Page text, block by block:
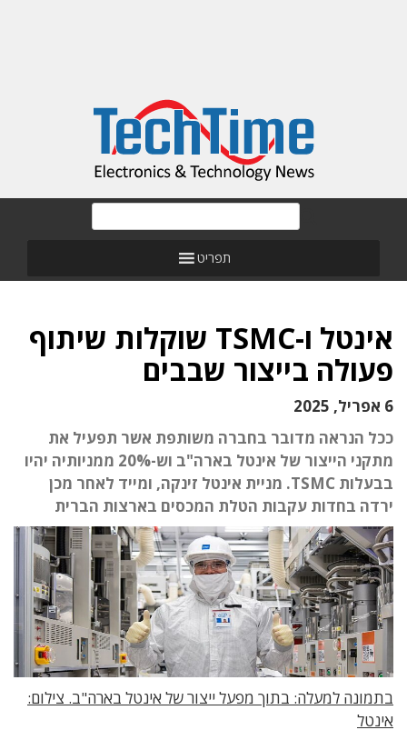
תפריט
אינטל ו-TSMC שוקלות שיתוף
פעולה בייצור שבבים
6 אפריל, 2025
ככל הנראה מדובר בחברה משותפת אשר תפעיל את
מתקני הייצור של אינטל בארה"ב וש-20% ממניותיה יהיו
בבעלות TSMC. מניית אינטל זינקה, ומייד לאחר מכן
ירדה בחדות עקבות הטלת המכסים בארצות הברית
בתמונה למעלה: בתוך מפעל ייצור של אינטל בארה"ב. צילום:
אינטל